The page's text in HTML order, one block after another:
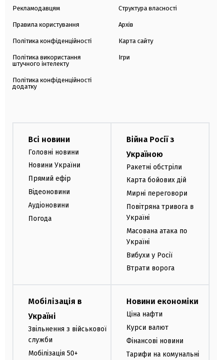
Рекламодавцям
Правила користування
Політика конфіденційності
Політика використання
штучного інтелекту
Політика конфіденційності
додатку
Структура власності
Архів
Карта сайту
Ігри
Всі новини
Головні новини
Новини України
Прямий ефір
Відеоновини
Аудіоновини
Погода
Війна Росії з
Україною
Ракетні обстріли
Карта бойових дій
Мирні переговори
Повітряна тривога в
Україні
Масована атака по
Україні
Вибухи у Росії
Втрати ворога
Мобілізація в
Україні
Звільнення з військової
служби
Мобілізація 50+
Новини економіки
Ціна нафти
Курси валют
Фінансові новини
Тарифи на комунальні